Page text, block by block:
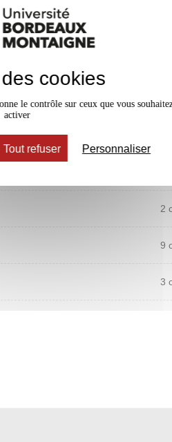
6
2
9
3
cookies
le contrôle sur ceux que vous
activer
Tout refuser Personnaliser